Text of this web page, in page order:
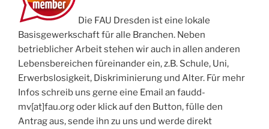
Die FAU Dresden ist eine lokale
Basisgewerkschaft für alle Branchen. Neben
betrieblicher Arbeit stehen wir auch in allen anderen
Lebensbereichen füreinander ein, z.B. Schule, Uni,
Erwerbslosigkeit, Diskriminierung und Alter. Für mehr
Infos schreib uns gerne eine Email an faudd-
mv[at]fau.org oder klick auf den Button, fülle den
Antrag aus, sende ihn zu uns und werde direkt